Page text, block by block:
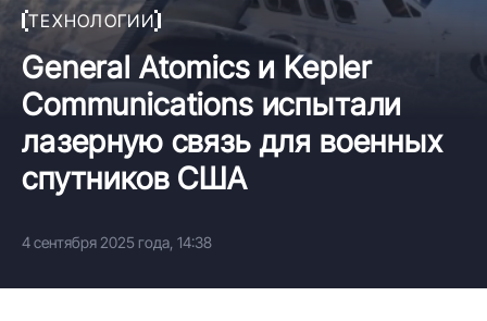
ТЕХНОЛОГИИ
General Atomics и Kepler
Communications испытали
лазерную связь для военных
спутников США
4 сентября 2025 года, 14:38